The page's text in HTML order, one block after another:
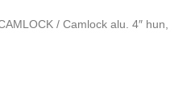
/ Camlock alu. 4″ hun,